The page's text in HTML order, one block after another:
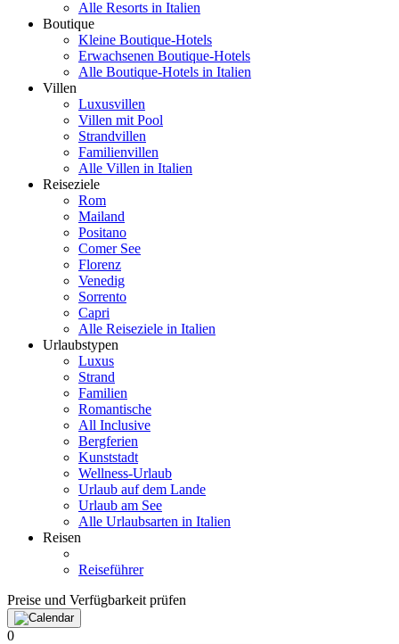
Alle Resorts in Italien
Boutique
Kleine Boutique-Hotels
Erwachsenen Boutique-Hotels
Alle Boutique-Hotels in Italien
Villen
Luxusvillen
Villen mit Pool
Strandvillen
Familienvillen
Alle Villen in Italien
Reiseziele
Rom
Mailand
Positano
Comer See
Florenz
Venedig
Sorrento
Capri
Alle Reiseziele in Italien
Urlaubstypen
Luxus
Strand
Familien
Romantische
All Inclusive
Bergferien
Kunststadt
Wellness-Urlaub
Urlaub auf dem Lande
Urlaub am See
Alle Urlaubsarten in Italien
Reisen
Reiseführer
Preise und Verfügbarkeit prüfen
0